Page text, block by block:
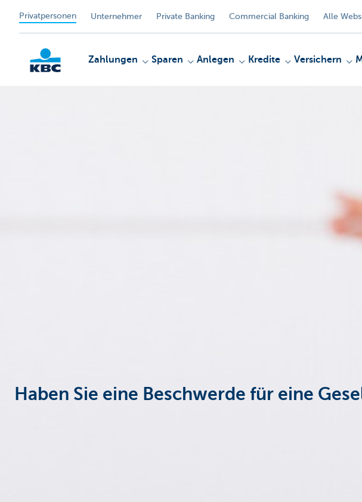
Privatpersonen Unternehmer Private Banking Commercial Banking Alle
Zahlungen Sparen Anlegen Kredite Versichern
Haben Sie eine Beschwerde für eine